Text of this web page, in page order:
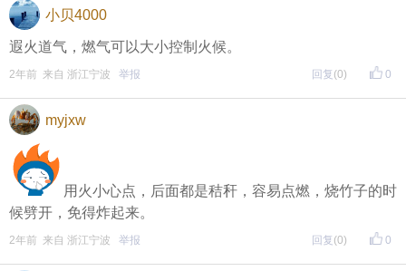
小贝4000
遐火道气，燃气可以大小控制火候。
0
2年前 来自 浙江宁波 举报 回复 (0)
myjxw
用火小心点，后面都是秸秆，容易点燃，烧竹子的时
候劈开，免得炸起来。
0
2年前 来自 浙江宁波 举报 回复 (0)